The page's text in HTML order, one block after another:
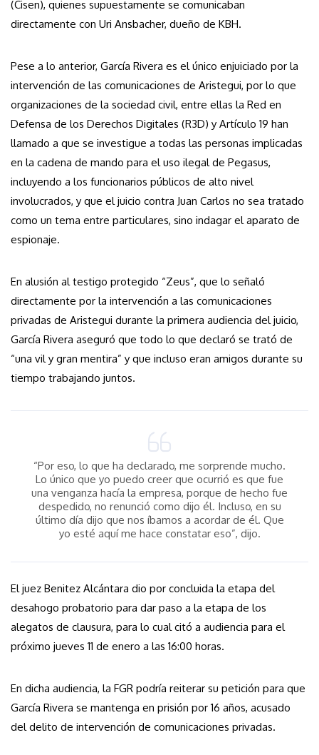
(Cisen), quienes supuestamente se comunicaban
directamente con Uri Ansbacher, dueño de KBH.
Pese a lo anterior, García Rivera es el único enjuiciado por la
intervención de las comunicaciones de Aristegui, por lo que
organizaciones de la sociedad civil, entre ellas la Red en
Defensa de los Derechos Digitales (R3D) y Artículo 19 han
llamado a que se investigue a todas las personas implicadas
en la cadena de mando para el uso ilegal de Pegasus,
incluyendo a los funcionarios públicos de alto nivel
involucrados, y que el juicio contra Juan Carlos no sea tratado
como un tema entre particulares, sino indagar el aparato de
espionaje.
En alusión al testigo protegido “Zeus”, que lo señaló
directamente por la intervención a las comunicaciones
privadas de Aristegui durante la primera audiencia del juicio,
García Rivera aseguró que todo lo que declaró se trató de
“una vil y gran mentira” y que incluso eran amigos durante su
tiempo trabajando juntos.
“Por eso, lo que ha declarado, me sorprende mucho.
Lo único que yo puedo creer que ocurrió es que fue
una venganza hacía la empresa, porque de hecho fue
despedido, no renunció como dijo él. Incluso, en su
último día dijo que nos íbamos a acordar de él. Que
yo esté aquí me hace constatar eso”, dijo.
El juez Benitez Alcántara dio por concluida la etapa del
desahogo probatorio para dar paso a la etapa de los
alegatos de clausura, para lo cual citó a audiencia para el
próximo jueves 11 de enero a las 16:00 horas.
En dicha audiencia, la FGR podría reiterar su petición para que
García Rivera se mantenga en prisión por 16 años, acusado
del delito de intervención de comunicaciones privadas.